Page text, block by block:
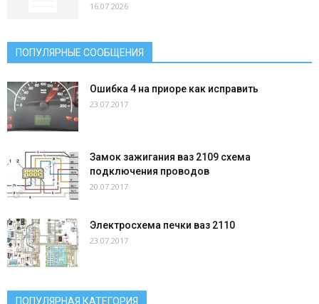
16.07.2026
ПОПУЛЯРНЫЕ СООБЩЕНИЯ
Ошибка 4 на приоре как исправить
23.07.2017
Замок зажигания ваз 2109 схема
подключения проводов
20.07.2017
Электросхема печки ваз 2110
23.07.2017
ПОПУЛЯРНАЯ КАТЕГОРИЯ